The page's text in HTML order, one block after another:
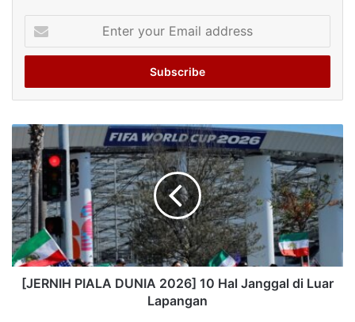
your
Email
[JERNIH PIALA DUNIA 2026] 10 Hal Janggal di Luar
Lapangan